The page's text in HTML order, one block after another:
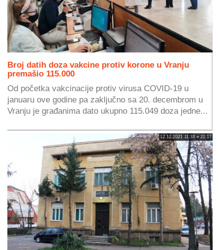
Broj datih doza vakcine protiv korone u Vranju
premašio 115.000
Od početka vakcinacije protiv virusa COVID-19 u
januaru ove godine pa zaključno sa 20. decembrom u
Vranju je građanima dato ukupno 115.049 doza jedne...
12.12.2021 11:33 » 21:17